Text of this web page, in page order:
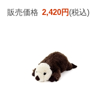
販売価格 2,420円(税込)